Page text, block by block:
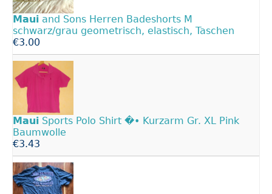
Maui and Sons Herren Badeshorts M
schwarz/grau geometrisch, elastisch, Taschen
€3.00
Maui Sports Polo Shirt �• Kurzarm Gr. XL Pink
Baumwolle
€3.43